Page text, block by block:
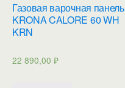
Газовая варочная панель
KRONA CALORE 60 WH
KRN
22 890,00 ₽